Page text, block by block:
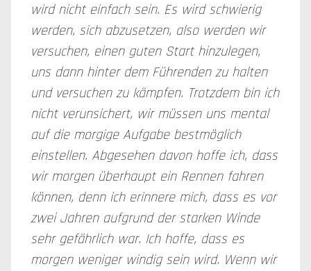
wird nicht einfach sein. Es wird schwierig
werden, sich abzusetzen, also werden wir
versuchen, einen guten Start hinzulegen,
uns dann hinter dem Führenden zu halten
und versuchen zu kämpfen. Trotzdem bin ich
nicht verunsichert, wir müssen uns mental
auf die morgige Aufgabe bestmöglich
einstellen. Abgesehen davon hoffe ich, dass
wir morgen überhaupt ein Rennen fahren
können, denn ich erinnere mich, dass es vor
zwei Jahren aufgrund der starken Winde
sehr gefährlich war. Ich hoffe, dass es
morgen weniger windig sein wird. Wenn wir